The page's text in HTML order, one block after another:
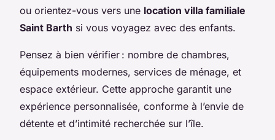
ou orientez-vous vers une location villa familiale
Saint Barth si vous voyagez avec des enfants.
Pensez à bien vérifier : nombre de chambres,
équipements modernes, services de ménage, et
espace extérieur. Cette approche garantit une
expérience personnalisée, conforme à l’envie de
détente et d’intimité recherchée sur l’île.